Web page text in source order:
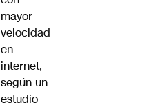
mayor
velocidad
en
internet,
según un
estudio